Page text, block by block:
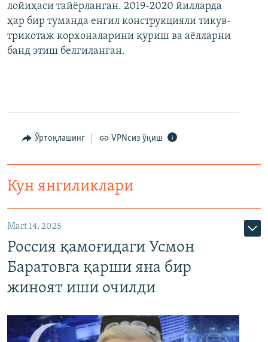
лойиҳаси тайёрланган. 2019-2020 йилларда
ҳар бир туманда енгил конструкцияли тикув-
трикотаж корхоналарини қуриш ва аёлларни
банд этиш белгиланган.
Ўртоқлашинг VPNсиз ўқиш
Кун янгиликлари
Mart 14, 2025
Россия қамоғидаги Усмон
Баратовга қарши яна бир
жиноят иши очилди